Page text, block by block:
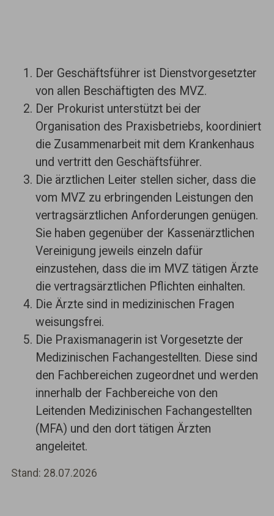
Der Geschäftsführer ist Dienstvorgesetzter
von allen Beschäftigten des MVZ.
Der Prokurist unterstützt bei der
Organisation des Praxisbetriebs, koordiniert
die Zusammenarbeit mit dem Krankenhaus
und vertritt den Geschäftsführer.
Die ärztlichen Leiter stellen sicher, dass die
vom MVZ zu erbringenden Leistungen den
vertragsärztlichen Anforderungen genügen.
Sie haben gegenüber der Kassenärztlichen
Vereinigung jeweils einzeln dafür
einzustehen, dass die im MVZ tätigen Ärzte
die vertragsärztlichen Pflichten einhalten.
Die Ärzte sind in medizinischen Fragen
weisungsfrei.
Die Praxismanagerin ist Vorgesetzte der
Medizinischen Fachangestellten. Diese sind
den Fachbereichen zugeordnet und werden
innerhalb der Fachbereiche von den
Leitenden Medizinischen Fachangestellten
(MFA) und den dort tätigen Ärzten
angeleitet.
Stand: 28.07.2026